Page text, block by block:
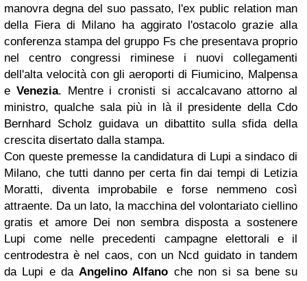
manovra degna del suo passato, l'ex public relation man
della Fiera di Milano ha aggirato l'ostacolo grazie alla
conferenza stampa del gruppo Fs che presentava proprio
nel centro congressi riminese i nuovi collegamenti
dell'alta velocità con gli aeroporti di Fiumicino, Malpensa
e Venezia. Mentre i cronisti si accalcavano attorno al
ministro, qualche sala più in là il presidente della Cdo
Bernhard Scholz guidava un dibattito sulla sfida della
crescita disertato dalla stampa.
Con queste premesse la candidatura di Lupi a sindaco di
Milano, che tutti danno per certa fin dai tempi di Letizia
Moratti, diventa improbabile e forse nemmeno così
attraente. Da un lato, la macchina del volontariato ciellino
gratis et amore Dei non sembra disposta a sostenere
Lupi come nelle precedenti campagne elettorali e il
centrodestra è nel caos, con un Ncd guidato in tandem
da Lupi e daAngelino Alfano che non si sa bene su